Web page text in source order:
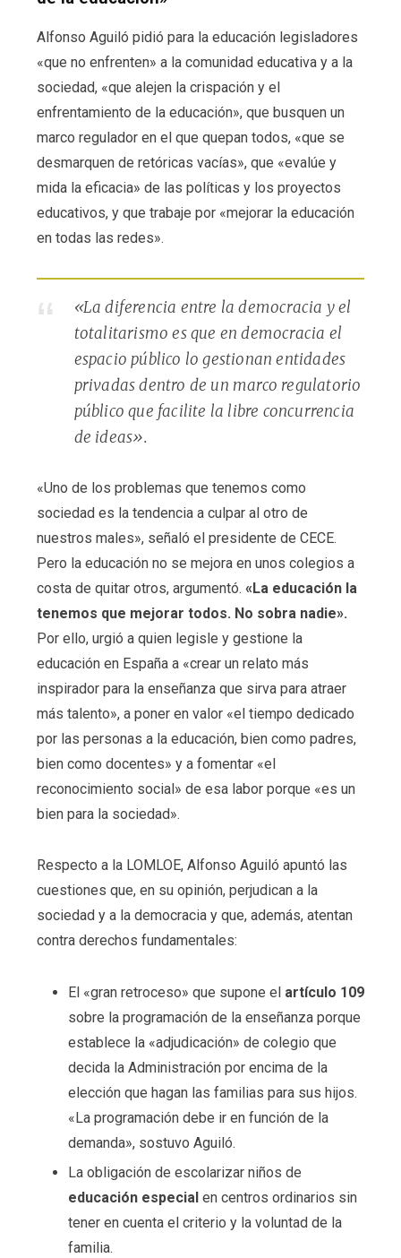
Alfonso Aguiló pidió para la educación legisladores
«que no enfrenten» a la comunidad educativa y a la
sociedad, «que alejen la crispación y el
enfrentamiento de la educación», que busquen un
marco regulador en el que quepan todos, «que se
desmarquen de retóricas vacías», que «evalúe y
mida la eficacia» de las políticas y los proyectos
educativos, y que trabaje por «mejorar la educación
en todas las redes».
«La diferencia entre la democracia y el
totalitarismo es que en democracia el
espacio público lo gestionan entidades
privadas dentro de un marco regulatorio
público que facilite la libre concurrencia
de ideas».
«Uno de los problemas que tenemos como
sociedad es la tendencia a culpar al otro de
nuestros males», señaló el presidente de CECE.
Pero la educación no se mejora en unos colegios a
costa de quitar otros, argumentó. «La educación la
tenemos que mejorar todos. No sobra nadie».
Por ello, urgió a quien legisle y gestione la
educación en España a «crear un relato más
inspirador para la enseñanza que sirva para atraer
más talento», a poner en valor «el tiempo dedicado
por las personas a la educación, bien como padres,
bien como docentes» y a fomentar «el
reconocimiento social» de esa labor porque «es un
bien para la sociedad».
Respecto a la LOMLOE, Alfonso Aguiló apuntó las
cuestiones que, en su opinión, perjudican a la
sociedad y a la democracia y que, además, atentan
contra derechos fundamentales:
El «gran retroceso» que supone el artículo 109
sobre la programación de la enseñanza porque
establece la «adjudicación» de colegio que
decida la Administración por encima de la
elección que hagan las familias para sus hijos.
«La programación debe ir en función de la
demanda», sostuvo Aguiló.
La obligación de escolarizar niños de
educación especialen centros ordinarios sin
tener en cuenta el criterio y la voluntad de la
familia.